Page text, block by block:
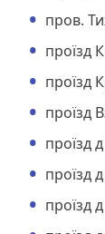
пров.
проїзд
проїзд
проїзд
проїзд
проїзд
проїзд